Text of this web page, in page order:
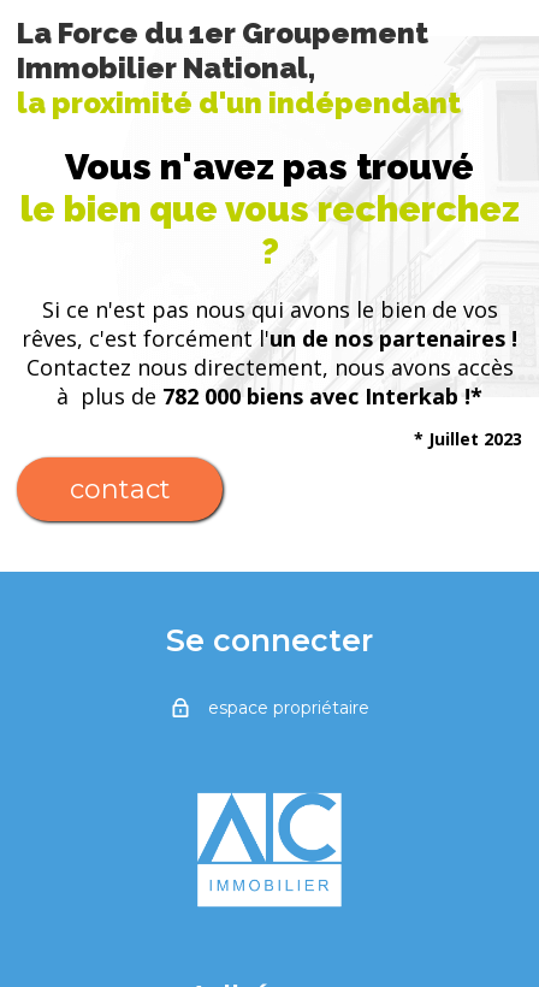
La Force du 1er Groupement
Immobilier National,
la proximité d'un indépendant
Vous n'avez pas trouvé
le bien que vous recherchez
?
Si ce n'est pas nous qui avons le bien de vos
rêves, c'est forcément l'un de nos partenaires !
Contactez nous directement, nous avons accès
à plus de 782 000 biens avec Interkab !*
contact
* Juillet 2023
Se connecter
espace propriétaire